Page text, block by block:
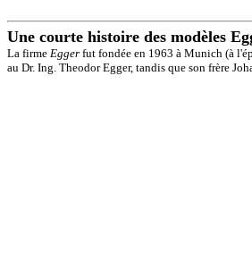
Une courte histoire des modèles
La firme Egger fut fondée en 1963 à Munich (à
au Dr. Ing. Theodor Egger, tandis que son frère